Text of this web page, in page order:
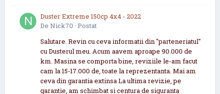
Duster Extreme 150cp 4x4 - 2022
De Nick70 · Postat
Salutare. Revin cu ceva informatii din "parteneriatul"
cu Dusterul meu. Acum aavem aproape 90.000 de
km. Masina se comporta bine, reviziile le-am facut
cam la 15-17.000 de, toate la reprezentanta. Mai am
ceva din garantia extinsa La ultima revizie, pe
garantie, am schimbat si centura de siguranta